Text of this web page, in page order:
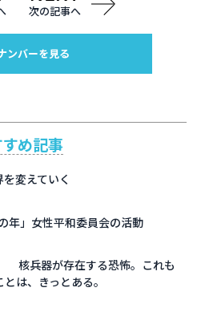
次の記事へ
ンバーを見る
め記事
変えていく
」女性平和委員会の活動
核兵器が存在する恐怖。これも
とは、きっとある。